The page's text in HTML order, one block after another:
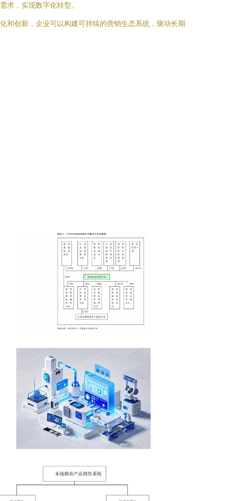
求，实现数字化转型。
和创新，企业可以构建可持续的营销生态系统，驱动长期